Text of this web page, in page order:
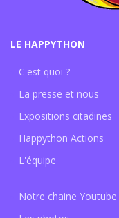
LE HAPPYTHON
C'est quoi ?
La presse et nous
Expositions citadines
Happython Actions
L'équipe
Notre chaine Youtube